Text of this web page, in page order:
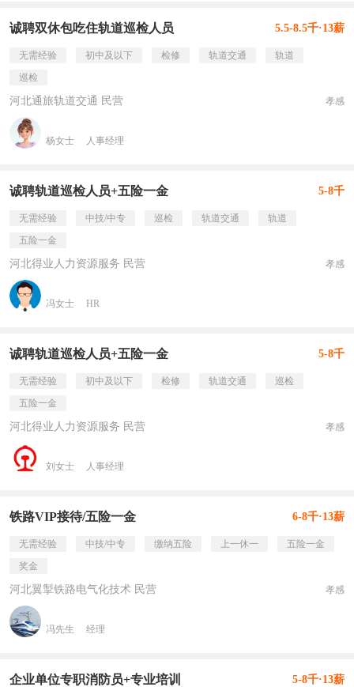
诚聘双休包吃住轨道巡检人员 5.5-8.5千·13薪
无需经验 初中及以下 检修 轨道交通
轨道
巡检
河北通旅轨道交通 民营 孝感
杨女士 人事经理
诚聘轨道巡检人员+五险一金 5-8千
无需经验 中技/中专 巡检 轨道交通
轨道
五险一金
河北得业人力资源服务 民营 孝感
冯女士 HR
诚聘轨道巡检人员+五险一金 5-8千
无需经验 初中及以下 检修 轨道交通
巡检
五险一金
河北得业人力资源服务 民营 孝感
刘女士 人事经理
铁路VIP接待/五险一金 6-8千·13薪
无需经验 中技/中专 缴纳五险 上一休一
五险一金
奖金
河北翼掣铁路电气化技术 民营 孝感
冯先生 经理
企业单位专职消防员+专业培训 5-8千·13薪